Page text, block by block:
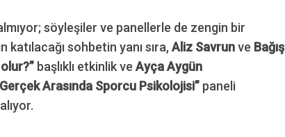
söyleşiler ve panellerle de zengin bir
katılacağı sohbetin yanı sıra,Aliz Savrunve Bağış
başlıklı etkinlik ve Ayça Aygün
Arasında Sporcu Psikolojisi” paneli